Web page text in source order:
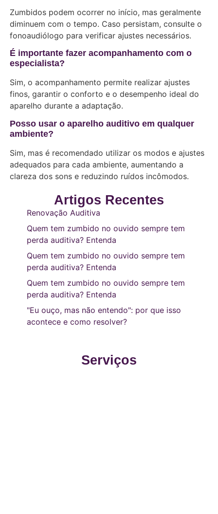
Zumbidos podem ocorrer no início, mas geralmente
diminuem com o tempo. Caso persistam, consulte o
fonoaudiólogo para verificar ajustes necessários.
É importante fazer acompanhamento com o
especialista?
Sim, o acompanhamento permite realizar ajustes
finos, garantir o conforto e o desempenho ideal do
aparelho durante a adaptação.
Posso usar o aparelho auditivo em qualquer
ambiente?
Sim, mas é recomendado utilizar os modos e ajustes
adequados para cada ambiente, aumentando a
clareza dos sons e reduzindo ruídos incômodos.
Artigos Recentes
Renovação Auditiva
Quem tem zumbido no ouvido sempre tem
perda auditiva? Entenda
Quem tem zumbido no ouvido sempre tem
perda auditiva? Entenda
Quem tem zumbido no ouvido sempre tem
perda auditiva? Entenda
"Eu ouço, mas não entendo": por que isso
acontece e como resolver?
Serviços